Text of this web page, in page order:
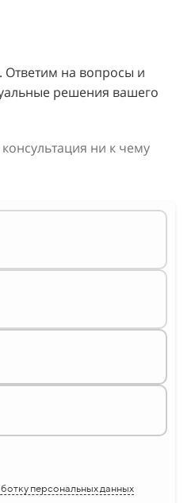
на вопросы и
решения вашего
ни к чему
персональных данных